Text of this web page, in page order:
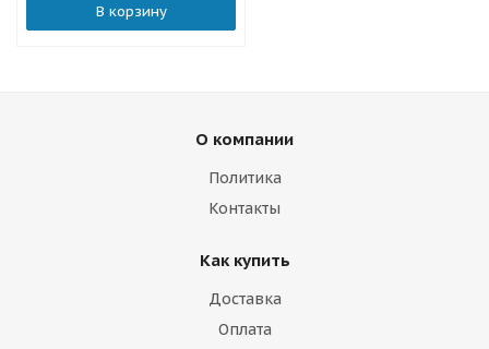
В корзину
О компании
Политика
Контакты
Как купить
Доставка
Оплата